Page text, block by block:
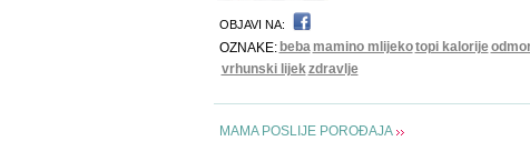
OBJAVI NA:
OZNAKE: beba mamino mlijekotopi kalorije
vrhunski lijekzdravlje
MAMA POSLIJE POROĐAJA